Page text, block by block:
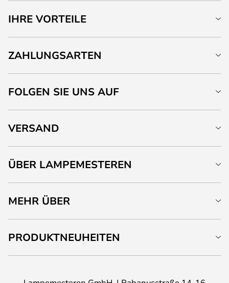
IHRE VORTEILE
ZAHLUNGSARTEN
FOLGEN SIE UNS AUF
VERSAND
ÜBER LAMPEMESTEREN
MEHR ÜBER
PRODUKTNEUHEITEN